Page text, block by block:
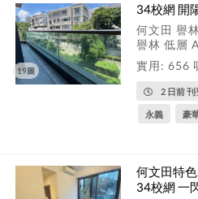
19圖
34校網 開
何文田 譽
譽林 低層
實用: 656
2 日前 刊
永義 豪
何文田特
34校網 一